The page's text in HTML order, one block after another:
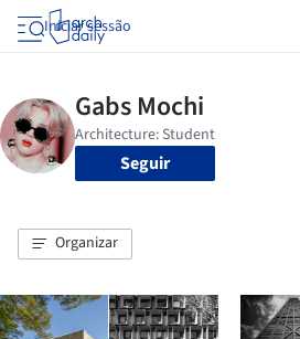
Iniciar sessão
Seguir
Organizar